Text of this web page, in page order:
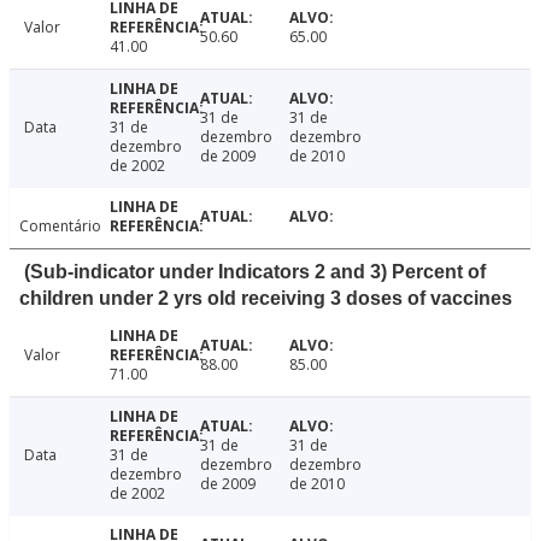
Valor
41.00
50.60 65.00
Data
31 de
dezembro
de 2002
31 de
dezembro
de 2009
31 de
dezembro
de 2010
Comentário
(Sub-indicator under Indicators 2 and 3) Percent of
children under 2 yrs old receiving 3 doses of vaccines
Valor
71.00
88.00 85.00
Data
31 de
dezembro
de 2002
31 de
dezembro
de 2009
31 de
dezembro
de 2010